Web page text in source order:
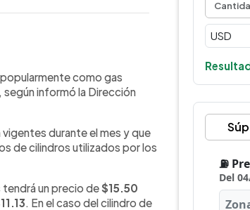
(DGEHM) informó
mantendrán sin
costará $15.50, el de
de $7.46, $3.09,
que
peso y condiciones
como gas
informó la Dirección
durante el mes y que
de cilindros utilizados por los
tendrá un precio de $15.50
. En el caso del cilindro de